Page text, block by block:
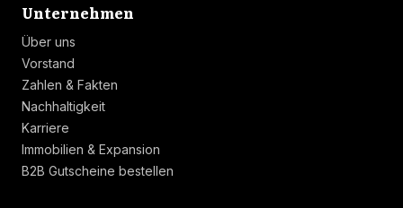
Unternehmen
Über uns
Vorstand
Zahlen & Fakten
Nachhaltigkeit
Karriere
Immobilien & Expansion
B2B Gutscheine bestellen